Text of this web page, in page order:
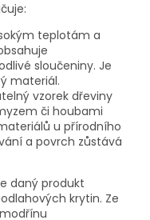
teplotám a
sloučeniny. Je
materiál.
vzorek dřeviny
či houbami
u přírodního
a povrch zůstává
daný produkt
krytin. Ze